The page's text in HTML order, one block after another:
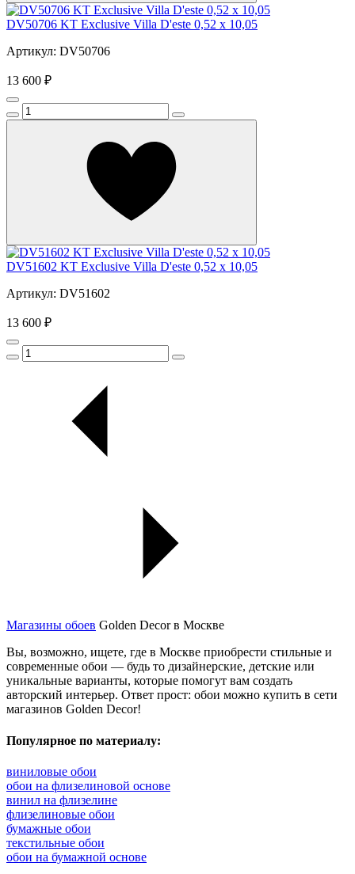
DV50706 KT Exclusive Villa D'este 0,52 х 10,05
Артикул: DV50706
13 600 ₽
DV51602 KT Exclusive Villa D'este 0,52 х 10,05
Артикул: DV51602
13 600 ₽
Магазины обоев Golden Decor в Москве
Вы, возможно, ищете, где в Москве приобрести стильные и
современные обои — будь то дизайнерские, детские или
уникальные варианты, которые помогут вам создать
авторский интерьер. Ответ прост: обои можно купить в сети
магазинов Golden Decor!
Популярное по материалу:
виниловые обои
обои на флизелиновой основе
винил на флизелине
флизелиновые обои
бумажные обои
текстильные обои
обои на бумажной основе